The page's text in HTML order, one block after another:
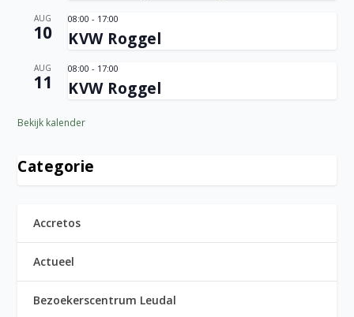
AUG
10
08:00 - 17:00
KVW Roggel
AUG
11
08:00 - 17:00
KVW Roggel
Bekijk kalender
Categorie
Accretos
Actueel
Bezoekerscentrum Leudal